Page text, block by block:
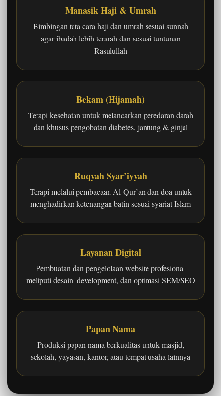
Manasik Haji & Umrah
Bimbingan tata cara haji dan umrah sesuai sunnah
agar ibadah lebih terarah dan sesuai tuntunan
Rasulullah
Bekam (Hijamah)
Terapi kesehatan untuk melancarkan peredaran darah
dan khusus pengobatan diabetes, jantung & ginjal
Ruqyah Syar’iyyah
Terapi melalui pembacaan Al-Qur’an dan doa untuk
menghadirkan ketenangan batin sesuai syariat Islam
Layanan Digital
Pembuatan dan pengelolaan website profesional
meliputi desain, development, dan optimasi SEM/SEO
Papan Nama
Produksi papan nama berkualitas untuk masjid,
sekolah, yayasan, kantor, atau tempat usaha lainnya